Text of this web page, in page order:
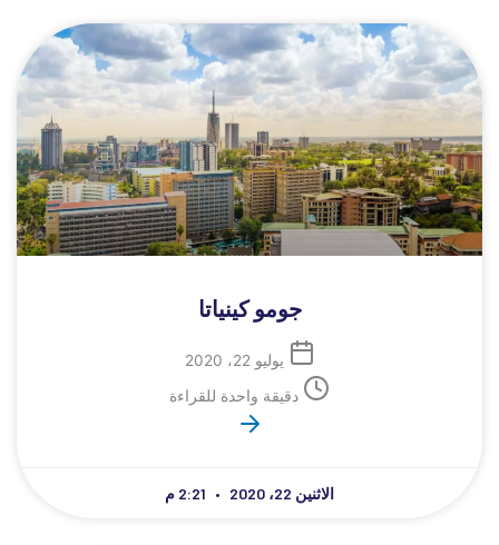
جومو كينياتا
يوليو 22، 2020
دقيقة واحدة للقراءة
الاثنين 22، 2020